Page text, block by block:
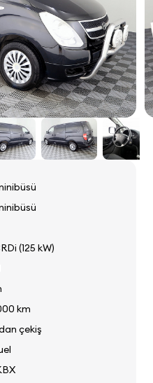
(125 kW)
km
çekiş